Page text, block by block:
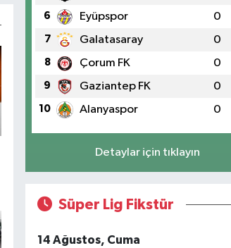
6 Eyüpspor 0
7 Galatasaray 0
8 Çorum FK 0
9 Gaziantep FK 0
10 Alanyaspor 0
Detaylar için tıklayın
Süper Lig Fikstür
14 Ağustos, Cuma